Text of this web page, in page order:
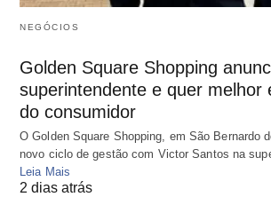
NEGÓCIOS
Golden Square Shopping
superintendente e quer melhor
do consumidor
O Golden Square Shopping, em São Bernardo
novo ciclo de gestão com Victor Santos na
Leia Mais
2 dias atrás